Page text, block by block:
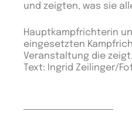
und zeigten, was sie
Hauptkampfrichterin
eingesetzten
Veranstaltung die
Text: Ingrid Zeilinger/